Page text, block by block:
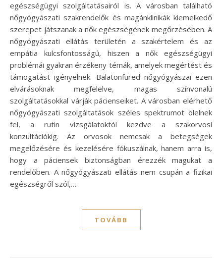
egészségügyi szolgáltatásairól is. A városban található
nőgyógyászati szakrendelők és magánklinikák kiemelkedő
szerepet játszanak a nők egészségének megőrzésében. A
nőgyógyászati ellátás területén a szakértelem és az
empátia kulcsfontosságú, hiszen a nők egészségügyi
problémái gyakran érzékeny témák, amelyek megértést és
támogatást igényelnek. Balatonfüred nőgyógyászai ezen
elvárásoknak megfelelve, magas színvonalú
szolgáltatásokkal várják pácienseiket. A városban elérhető
nőgyógyászati szolgáltatások széles spektrumot ölelnek
fel, a rutin vizsgálatoktól kezdve a szakorvosi
konzultációkig. Az orvosok nemcsak a betegségek
megelőzésére és kezelésére fókuszálnak, hanem arra is,
hogy a páciensek biztonságban érezzék magukat a
rendelőben. A nőgyógyászati ellátás nem csupán a fizikai
egészségről szól,…
TOVÁBB